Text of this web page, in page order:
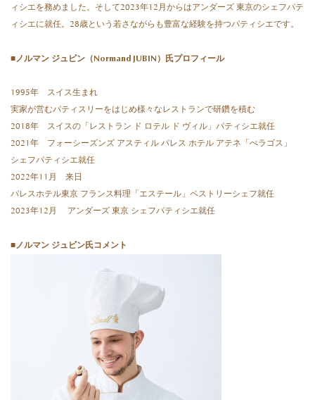
ィシエを務めました。そして2023年12月からはアンダーズ 東京のシェフパテ
ィシエに就任。28歳という若さながらも豊富な経験を持つパティシエです。
■ノルマン ジュビン（Normand JUBIN）氏プロフィール
1995年 スイス生まれ
実家が営むパティスリーをはじめ様々なレストランで研鑽を積む
2018年 スイスの「レストラン ド ロテル ド ヴィル」パティシエ就任
2021年 フォーシーズンズ アスティル パレス ホテル アテネ「ぺラゴス」
シェフパティシエ就任
2022年11月 来日
パレスホテル東京 フランス料理「エステール」ペストリーシェフ就任
2023年12月 アンダーズ 東京 シェフパティシエ就任
■ノルマン ジュビン氏コメント